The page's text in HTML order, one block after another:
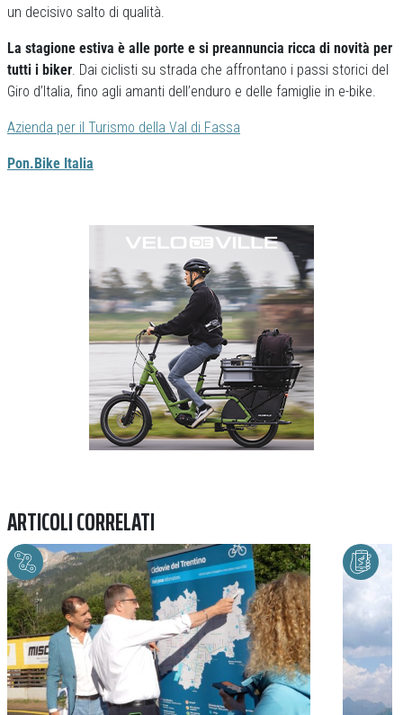
un decisivo salto di qualità.
La stagione estiva è alle porte e si preannuncia ricca di novità per
tutti i biker. Dai ciclisti su strada che affrontano i passi storici del
Giro d’Italia, fino agli amanti dell’enduro e delle famiglie in e-bike.
Azienda per il Turismo della Val di Fassa
Pon.Bike Italia
ARTICOLI CORRELATI